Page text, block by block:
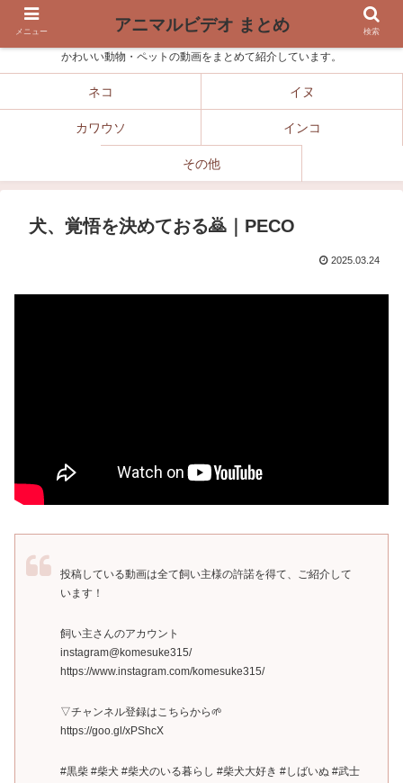
かわいい動物・ペットの動画をまとめて紹介しています。
ネコ イヌ
カワウソ インコ
その他
犬、覚悟を決めておる🙇｜PECO
2025.03.24
投稿している動画は全て飼い主様の許諾を得て、ご紹介して
います！
飼い主さんのアカウント
instagram@komesuke315/
https://www.instagram.com/komesuke315/
▽チャンネル登録はこちらから🌱
https://goo.gl/xPShcX
#黒柴 #柴犬 #柴犬のいる暮らし #柴犬大好き #しばいぬ #武士
メニュー アニマルビデオ まとめ 検索